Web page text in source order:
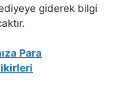
giderek bilgi
Para